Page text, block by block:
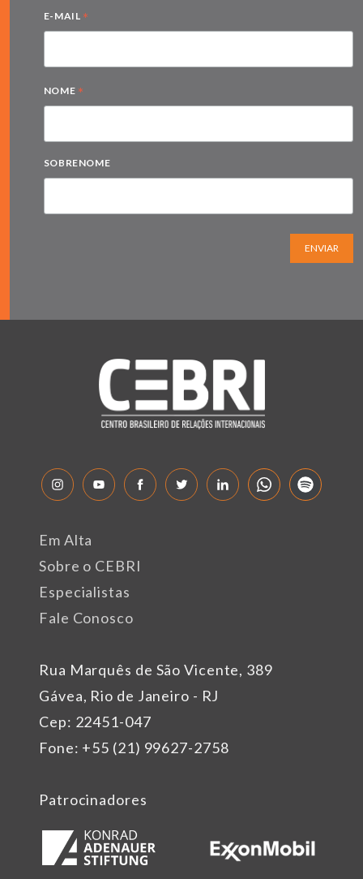
E-MAIL *
NOME *
SOBRENOME
ENVIAR
Rua Marquês de São Vicente, 389
Gávea, Rio de Janeiro - RJ
Cep: 22451-047
Fone: +55 (21) 99627-2758
Em Alta
Sobre o CEBRI
Especialistas
Fale Conosco
Patrocinadores